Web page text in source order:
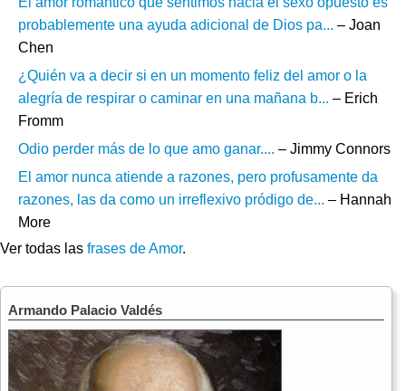
probablemente una ayuda adicional de Dios pa... – Joan
Chen
¿Quién va a decir si en un momento feliz del amor o la
alegría de respirar o caminar en una mañana b... – Erich
Fromm
Odio perder más de lo que amo ganar.... – Jimmy Connors
El amor nunca atiende a razones, pero profusamente da
razones, las da como un irreflexivo pródigo de... – Hannah
More
Ver todas las frases de Amor.
Armando Palacio Valdés